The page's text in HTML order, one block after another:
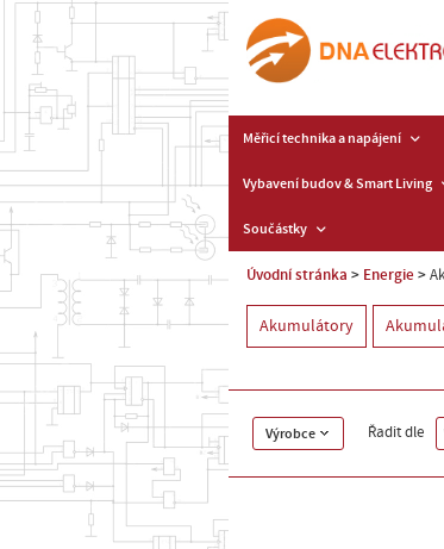
Měřicí technika a napájení
Vybavení budov & Smart Living
Součástky
Úvodní stránka Energie
Akumulátory
Výrobce Řadit dle